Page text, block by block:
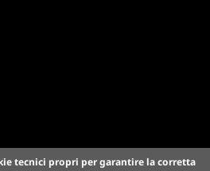
tecnici propri per garantire la corretta